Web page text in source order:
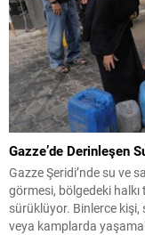
Gazze’de Derinleşen
Gazze Şeridi’nde su ve
görmesi, bölgedeki halkı
sürüklüyor. Binlerce kişi,
veya kamplarda